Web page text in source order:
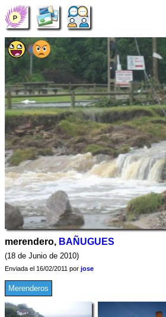
merendero, BAÑUGUES
(18 de Junio de 2010)
Enviada el 16/02/2011 por jose
Merenderos